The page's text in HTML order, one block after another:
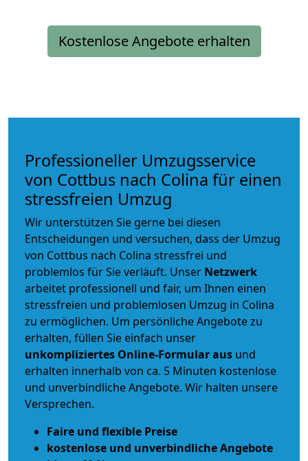
Kostenlose Angebote erhalten
Professioneller Umzugsservice
von Cottbus nach Colina für einen
stressfreien Umzug
Wir unterstützen Sie gerne bei diesen
Entscheidungen und versuchen, dass der Umzug
von Cottbus nach Colina stressfrei und
problemlos für Sie verläuft. Unser Netzwerk
arbeitet professionell und fair, um Ihnen einen
stressfreien und problemlosen Umzug in Colina
zu ermöglichen. Um persönliche Angebote zu
erhalten, füllen Sie einfach unser
unkompliziertes Online-Formular aus und
erhalten innerhalb von ca. 5 Minuten kostenlose
und unverbindliche Angebote. Wir halten unsere
Versprechen.
Faire und flexible Preise
kostenlose und unverbindliche Angebote